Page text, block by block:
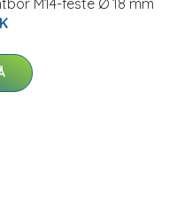
M14-feste Ø 18 mm